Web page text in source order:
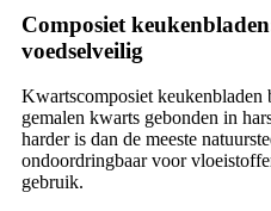
Composiet
voedselveilig
Kwartscomposiet keukenbladen
gemalen kwarts gebonden in
harder is dan de meeste
ondoordringbaar voor
gebruik.